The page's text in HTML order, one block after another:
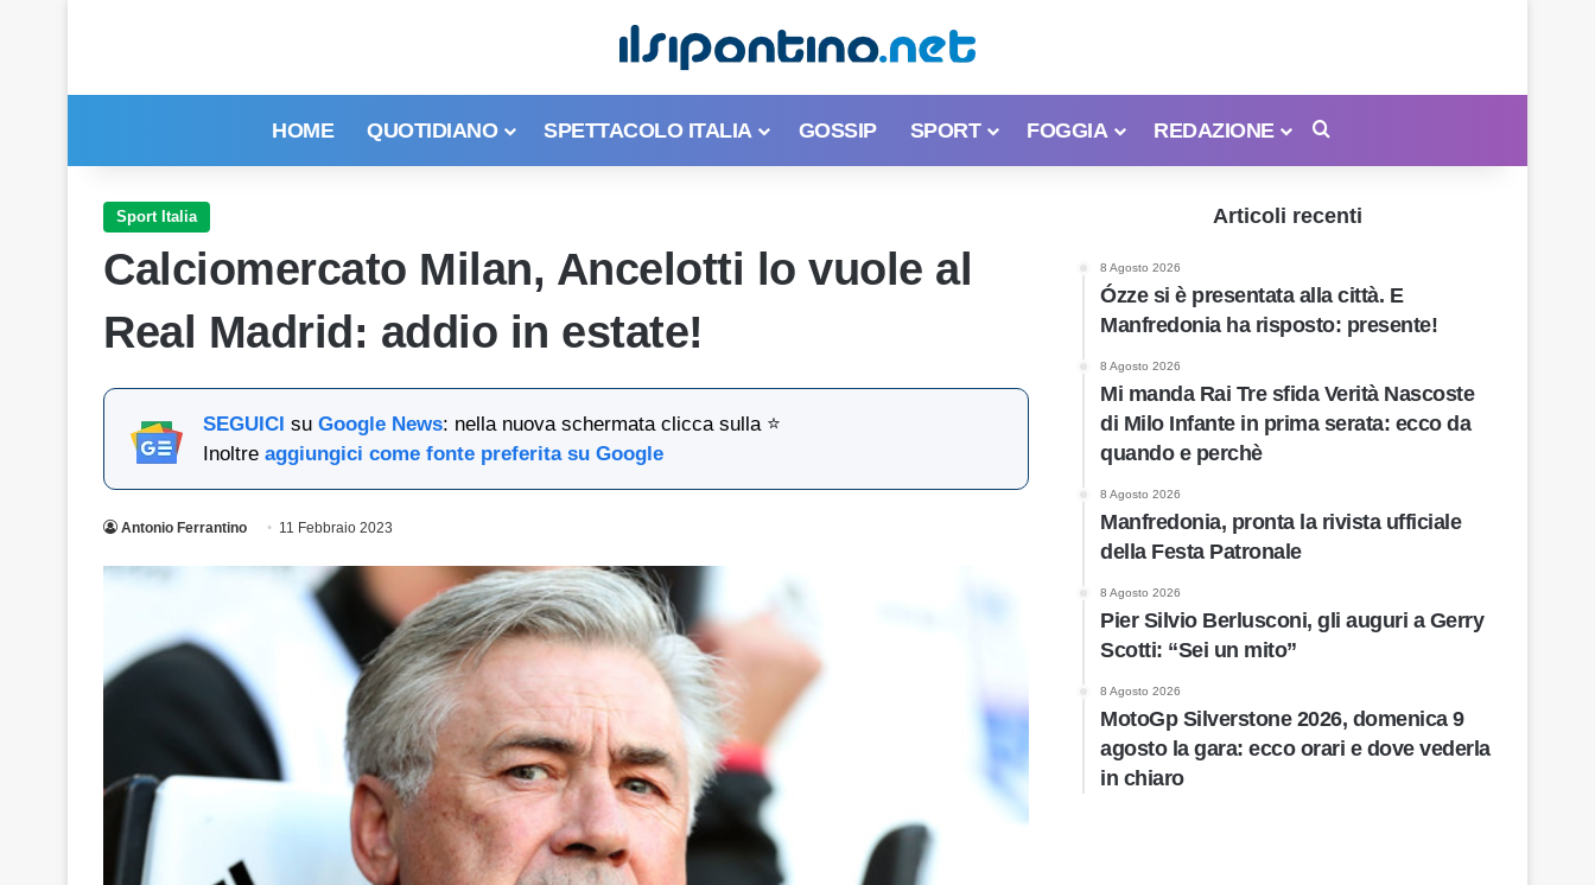
HOME QUOTIDIANO SPETTACOLO ITALIA GOSSIP SPORT FOGGIA REDAZIONE
Sport Italia
Calciomercato Milan, Ancelotti lo vuole al
Real Madrid: addio in estate!
SEGUICI su Google News: nella nuova schermata clicca sulla ⭐
Inoltre aggiungici come fonte preferita su Google
Antonio Ferrantino 11 Febbraio 2023
Articoli recenti
8 Agosto 2026
Ózze si è presentata alla città. E
Manfredonia ha risposto: presente!
8 Agosto 2026
Mi manda Rai Tre sfida Verità Nascoste
di Milo Infante in prima serata: ecco da
quando e perchè
8 Agosto 2026
Manfredonia, pronta la rivista ufficiale
della Festa Patronale
8 Agosto 2026
Pier Silvio Berlusconi, gli auguri a Gerry
Scotti: “Sei un mito”
8 Agosto 2026
MotoGp Silverstone 2026, domenica 9
agosto la gara: ecco orari e dove vederla
in chiaro